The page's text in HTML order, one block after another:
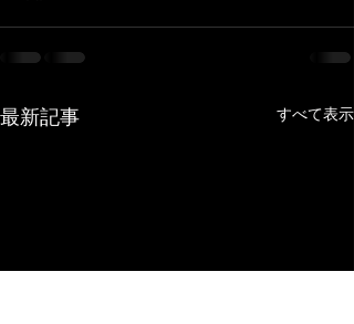
最新記事 すべて表示